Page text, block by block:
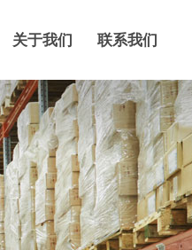
关于我们 联系我们